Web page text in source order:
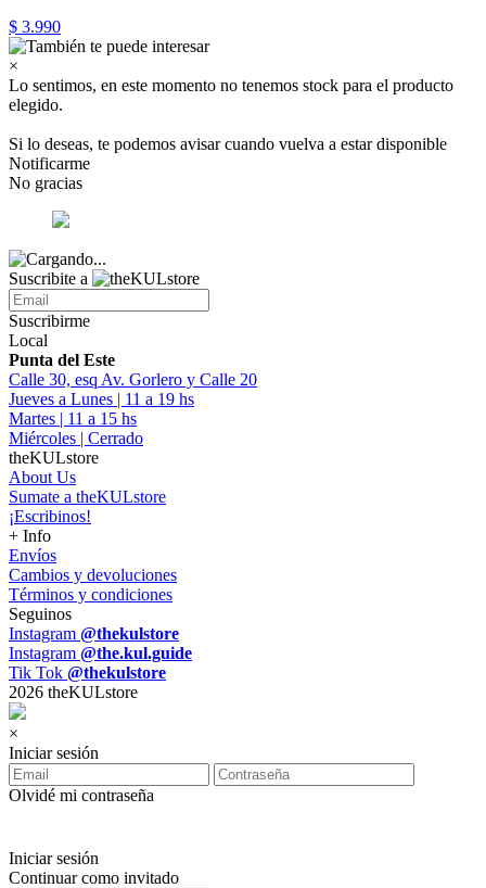
$ 3.990
×
Lo sentimos, en este momento no tenemos stock para el producto
elegido.
Si lo deseas, te podemos avisar cuando vuelva a estar disponible
Notificarme
No gracias
Suscribite a
Suscribirme
Local
Punta del Este
Calle 30, esq Av. Gorlero y Calle 20
Jueves a Lunes | 11 a 19 hs
Martes | 11 a 15 hs
Miércoles | Cerrado
theKULstore
About Us
Sumate a theKULstore
¡Escribinos!
+ Info
Envíos
Cambios y devoluciones
Términos y condiciones
Seguinos
Instagram @thekulstore
Instagram @the.kul.guide
Tik Tok @thekulstore
2026 theKULstore
×
Iniciar sesión
Olvidé mi contraseña
Iniciar sesión
Continuar como invitado